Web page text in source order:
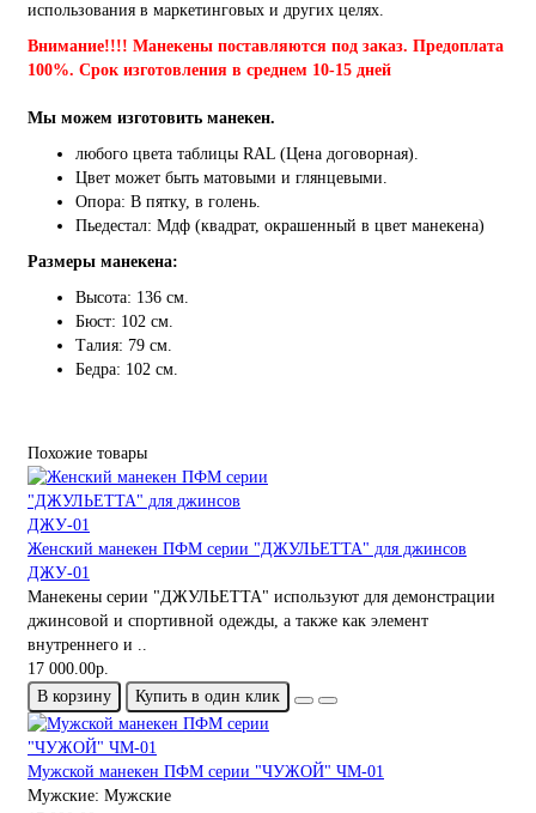
использования в маркетинговых и других целях.
Внимание!!!! Манекены поставляются под заказ. Предоплата
100%. Срок изготовления в среднем 10-15 дней
Мы можем изготовить манекен.
любого цвета таблицы RAL (Цена договорная).
Цвет может быть матовыми и глянцевыми.
Опора: В пятку, в голень.
Пьедестал: Мдф (квадрат, окрашенный в цвет манекена)
Размеры манекена:
Высота: 136 см.
Бюст: 102 см.
Талия: 79 см.
Бедра: 102 см.
Похожие товары
Женский манекен ПФМ серии "ДЖУЛЬЕТТА" для джинсов
ДЖУ-01
Манекены серии "ДЖУЛЬЕТТА" используют для демонстрации
джинсовой и спортивной одежды, а также как элемент
внутреннего и ..
17 000.00р.
В корзину
Купить в один клик
Мужской манекен ПФМ серии "ЧУЖОЙ" ЧМ-01
Мужские: Мужские